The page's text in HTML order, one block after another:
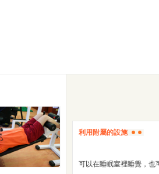
利用附屬的設施
可以在睡眠室裡睡覺，